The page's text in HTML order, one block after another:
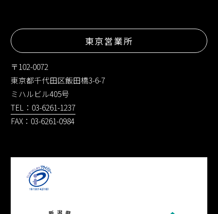
東京営業所
〒102-0072
東京都千代田区飯田橋3-6-7
ミハルビル405号
TEL：03-6261-1237
FAX：03-6261-0984